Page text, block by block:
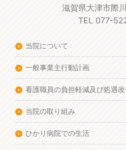
滋賀県大津市際
TEL 077-
当院について
一般事業主行動計画
看護職員の負担軽減及び処遇
当院の取り組み
ひかり病院での生活